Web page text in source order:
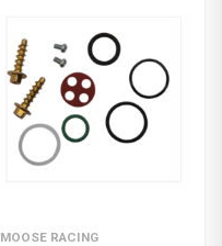
MOOSE RACING